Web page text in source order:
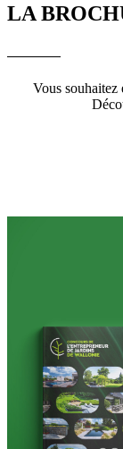
LA
Vous souhaitez